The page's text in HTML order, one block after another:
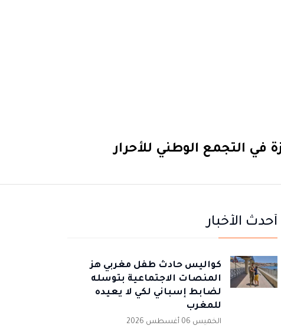
التجمع الوطني للأحرار
أحدث الأخبار
كواليس حادث طفل مغربي هز
المنصات الاجتماعية بتوسله
لضابط إسباني لكي لا يعيده
للمغرب
الخميس 06 أغسطس 2026